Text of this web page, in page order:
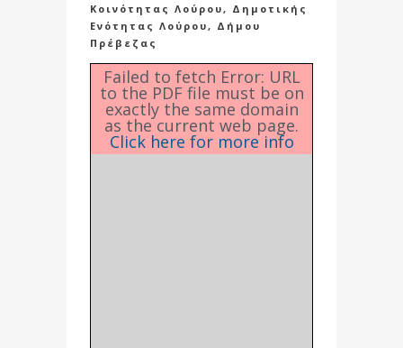
Κοινότητας Λούρου, Δημοτικής
Ενότητας Λούρου, Δήμου
Πρέβεζας
Failed to fetch Error: URL
to the PDF file must be on
exactly the same domain
as the current web page.
Click here for more info